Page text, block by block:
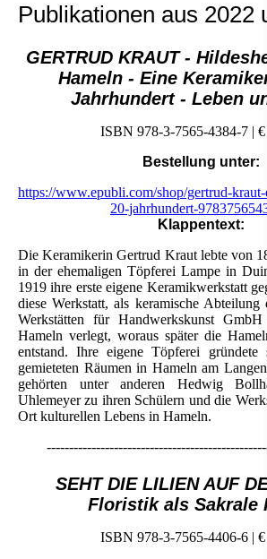
Publikationen aus 2022
GERTRUD KRAUT -
Hameln - Eine
Jahrhundert - Leben
ISBN 978-3-7565-4384-7 |
Bestellung unter:
https://www.epubli.com/shop/gertrud-
20-jahrhundert-
Klappentext:
Die Keramikerin Gertrud Kraut lebte von
in der ehemaligen Töpferei Lampe in
1919 ihre erste eigene Keramikwerkstatt
diese Werkstatt, als keramische Abteilung
Werkstätten für Handwerkskunst
Hameln verlegt, woraus später die
entstand. Ihre eigene Töpferei
gemieteten Räumen in Hameln am
gehörten unter anderen Hedwig
Uhlemeyer zu ihren Schülern und die
Ort kulturellen Lebens in Hameln.
SEHT DIE LILIEN AUF
Floristik als Sakrale
ISBN 978-3-7565-4406-6 |